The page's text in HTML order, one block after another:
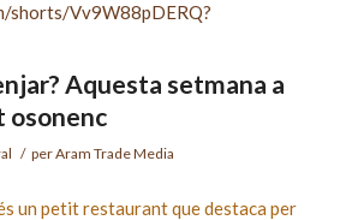
shorts/Vv9W88pDERQ?
Aquesta setmana a
osonenc
/ perAram Trade Media
un petit restaurant que destaca per